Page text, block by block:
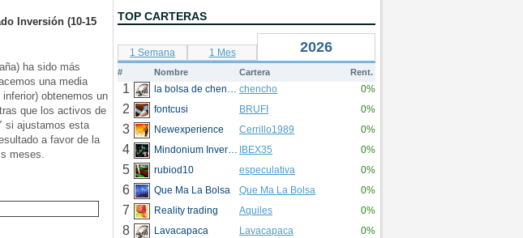
Inversión (10-15
ha sido más
una media
obtenemos un
que los activos de
si ajustamos esta
a favor de la
meses.
TOP CARTERAS
1 Semana 1 Mes 2026
# Nombre Cartera Rent.
1 la bolsa de chencho chencho 0%
2 fontcusi BRUFI 0%
3 Newexperience Cerrillo1989 0%
4 Mindonium Inversions IBEX35 0%
5 rubiod10 especulativa 0%
6 Que Ma La Bolsa Que Ma La Bolsa 0%
7 Reality trading Aquiles 0%
8 Lavacapaca Lavacapaca 0%